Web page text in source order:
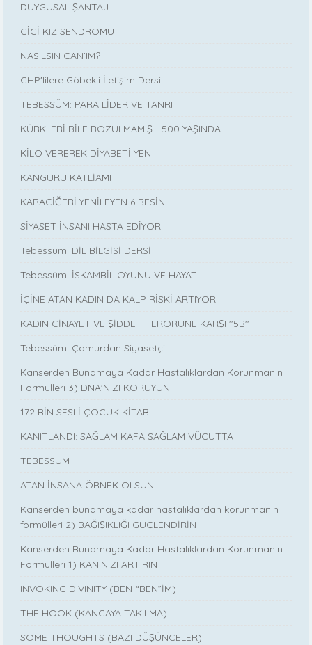
DUYGUSAL ŞANTAJ
CİCİ KIZ SENDROMU
NASILSIN CAN’IM?
CHP'lilere Göbekli İletişim Dersi
TEBESSÜM: PARA LİDER VE TANRI
KÜRKLERİ BİLE BOZULMAMIŞ - 500 YAŞINDA
KİLO VEREREK DİYABETİ YEN
KANGURU KATLİAMI
KARACİĞERİ YENİLEYEN 6 BESİN
SİYASET İNSANI HASTA EDİYOR
Tebessüm: DİL BİLGİSİ DERSİ
Tebessüm: İSKAMBİL OYUNU VE HAYAT!
İÇİNE ATAN KADIN DA KALP RİSKİ ARTIYOR
KADIN CİNAYET VE ŞİDDET TERÖRÜNE KARŞI ''5B''
Tebessüm: Çamurdan Siyasetçi
Kanserden Bunamaya Kadar Hastalıklardan Korunmanın
Formülleri 3) DNA'NIZI KORUYUN
172 BİN SESLİ ÇOCUK KİTABI
KANITLANDI: SAĞLAM KAFA SAĞLAM VÜCUTTA
TEBESSÜM
ATAN İNSANA ÖRNEK OLSUN
Kanserden bunamaya kadar hastalıklardan korunmanın
formülleri 2) BAĞIŞIKLIĞI GÜÇLENDİRİN
Kanserden Bunamaya Kadar Hastalıklardan Korunmanın
Formülleri 1) KANINIZI ARTIRIN
INVOKING DIVINITY (BEN “BEN”İM)
THE HOOK (KANCAYA TAKILMA)
SOME THOUGHTS (BAZI DÜŞÜNCELER)